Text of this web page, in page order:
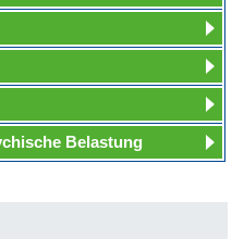
Belastung